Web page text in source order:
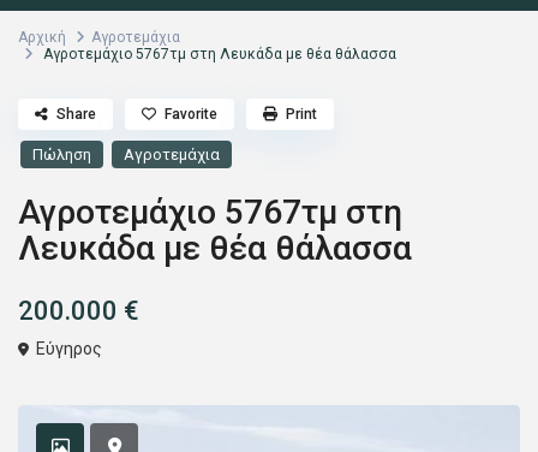
Αρχική
Αγροτεμάχια
Αγροτεμάχιο 5767τμ στη Λευκάδα με θέα θάλασσα
Πώληση Αγροτεμάχια
Αγροτεμάχιο 5767τμ στη
Λευκάδα με θέα θάλασσα
200.000 €
Εύγηρος
Share Favorite Print